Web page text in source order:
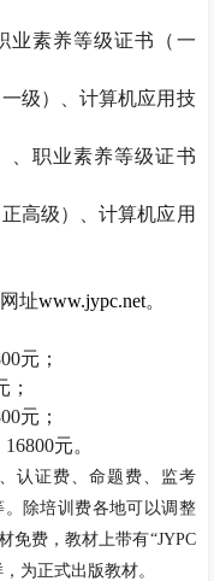
业素养等级证书（一
级）、计算机应用技
、职业素养等级证书
高级）、计算机应用
址www.jypc.net。
元；
；
元；
16800元。
认证费、命题费、监考
除培训费各地可以调整
免费，教材上带有“JYPC
为正式出版教材。